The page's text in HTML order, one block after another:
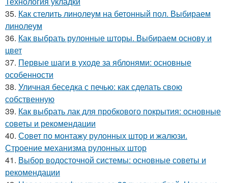
35. Как стелить линолеум на бетонный пол. Выбираем
линолеум
36. Как выбрать рулонные шторы. Выбираем основу и
цвет
37. Первые шаги в уходе за яблонями: основные
особенности
38. Уличная беседка с печью: как сделать свою
собственную
39. Как выбрать лак для пробкового покрытия: основные
советы и рекомендации
40. Совет по монтажу рулонных штор и жалюзи.
Строение механизма рулонных штор
41. Выбор водосточной системы: основные советы и
рекомендации